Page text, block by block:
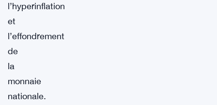
l’hyperinflation
et
l’effondrement
de
la
monnaie
nationale.